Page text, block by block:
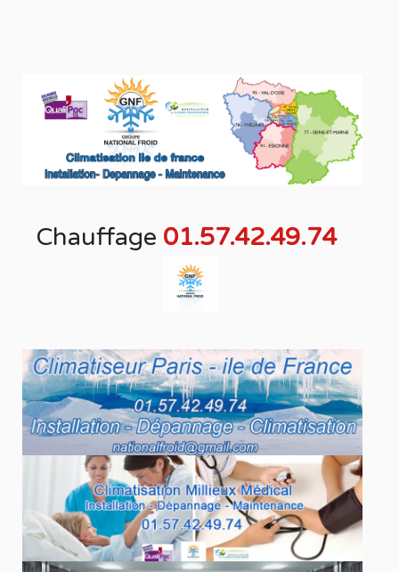
Chauffage 01.57.42.49.74